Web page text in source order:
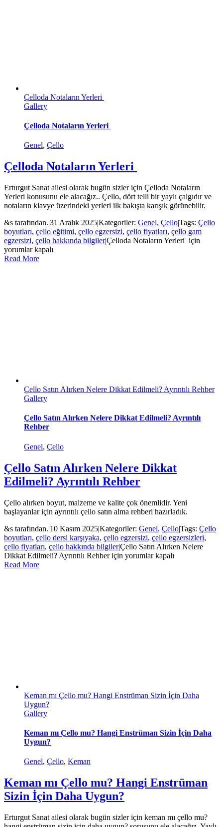
Çelloda Notaların Yerleri
Gallery
Çelloda Notaların Yerleri
Genel, Çello
Çelloda Notaların Yerleri
Erturgut Sanat ailesi olarak bugün sizler için Çelloda Notaların
Yerleri konusunu ele alacağız.. Çello, dört telli bir yaylı çalgıdır ve
notaların klavye üzerindeki yerleri ilk bakışta karışık görünebilir.
&s tarafından.|31 Aralık 2025|Kategoriler: Genel, Çello|Tags: Çello
boyutları, çello eğitimi, çello egzersizi, çello fiyatları, çello gam
egzersizi, çello hakkında bilgiler|Çelloda Notaların Yerleri için
yorumlar kapalı
Read More
Çello Satın Alırken Nelere Dikkat Edilmeli? Ayrıntılı Rehber
Gallery
Çello Satın Alırken Nelere Dikkat Edilmeli? Ayrıntılı
Rehber
Genel, Çello
Çello Satın Alırken Nelere Dikkat
Edilmeli? Ayrıntılı Rehber
Çello alırken boyut, malzeme ve kalite çok önemlidir. Yeni
başlayanlar için ayrıntılı çello satın alma rehberi hazırladık.
&s tarafından.|10 Kasım 2025|Kategoriler: Genel, Çello|Tags: Çello
boyutları, çello dersi karşıyaka, çello egzersizi, çello egzersizleri,
çello fiyatları, çello hakkında bilgiler|Çello Satın Alırken Nelere
Dikkat Edilmeli? Ayrıntılı Rehber için yorumlar kapalı
Read More
Keman mı Çello mu? Hangi Enstrüman Sizin İçin Daha
Uygun?
Gallery
Keman mı Çello mu? Hangi Enstrüman Sizin İçin Daha
Uygun?
Genel, Çello, Keman
Keman mı Çello mu? Hangi Enstrüman
Sizin İçin Daha Uygun?
Erturgut Sanat ailesi olarak bugün sizler için keman mı çello mu?